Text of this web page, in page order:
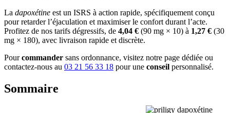
La dapoxétine est un ISRS à action rapide, spécifiquement conçu
pour retarder l’éjaculation et maximiser le confort durant l’acte.
Profitez de nos tarifs dégressifs, de 4,04 € (90 mg × 10) à 1,27 € (30
mg × 180), avec livraison rapide et discrète.
Pourcommander sans ordonnance, visitez notre page dédiée ou
contactez-nous au 03 21 56 33 18 pour une conseil personnalisé.
Sommaire